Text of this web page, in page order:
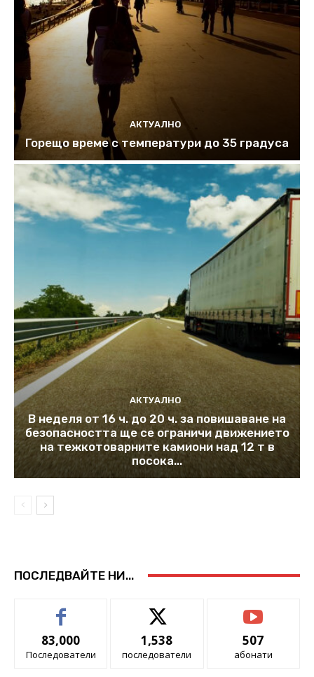
АКТУАЛНО
Горещо време с температури до 35 градуса
АКТУАЛНО
В неделя от 16 ч. до 20 ч. за повишаване на
безопасността ще се ограничи движението
на тежкотоварните камиони над 12 т в
посока...
ПОСЛЕДВАЙТЕ НИ...
83,000
Последователи
1,538
последователи
507
абонати